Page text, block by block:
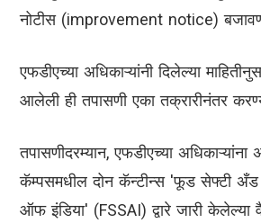
नोटीस (improvement notice)
एफडीएच्या अधिकाऱ्यांनी दिलेल्या
आलेली ही तपासणी एका तक्रारीनंतर
तपासणीदरम्यान, एफडीएच्या
कॅम्पसमधील दोन कॅन्टीन्स 'फूड सेफ्टी अँड
ऑफ इंडिया' (FSSAI) द्वारे जारी केलेल्या